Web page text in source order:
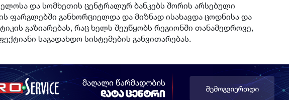
და სომხეთის ცენტრალურ ბანკებს შორის არსებული
ფარგლებში განხორციელდა და მიზნად ისახავდა ცოდნისა და
გაზიარებას, რაც ხელს შეუწყობს რეგიონში თანამედროვე,
საგადახდო სისტემების განვითარებას.